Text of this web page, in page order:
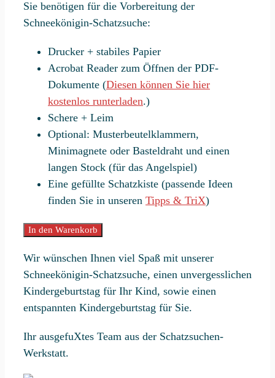
Sie benötigen für die Vorbereitung der
Schneekönigin-Schatzsuche:
Drucker + stabiles Papier
Acrobat Reader zum Öffnen der PDF-
Dokumente (Diesen können Sie hier
kostenlos runterladen.)
Schere + Leim
Optional: Musterbeutelklammern,
Minimagnete oder Basteldraht und einen
langen Stock (für das Angelspiel)
Eine gefüllte Schatzkiste (passende Ideen
finden Sie in unseren Tipps & TriX)
Schneekönigin-
„Die
Schneeflockensuche"
Menge
In den Warenkorb
Wir wünschen Ihnen viel Spaß mit unserer
Schneekönigin-Schatzsuche, einen unvergesslichen
Kindergeburtstag für Ihr Kind, sowie einen
entspannten Kindergeburtstag für Sie.
Ihr ausgefuXtes Team aus der Schatzsuchen-
Werkstatt.